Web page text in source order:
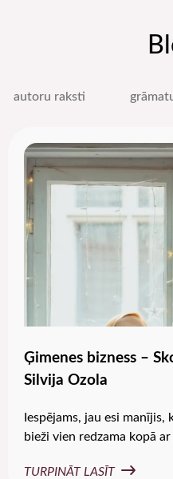
autoru raksti
Ģimenes bizness –
Silvija Ozola
Iespējams, jau esi manījis,
bieži vien redzama kopā
TURPINĀT LASĪT